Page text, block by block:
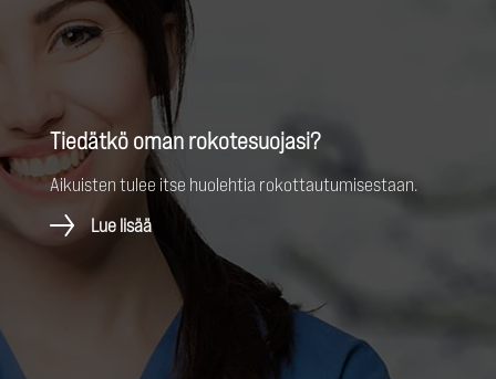
Tiedätkö oman rokotesuojasi?
Aikuisten tulee itse huolehtia rokottautumisestaan.
Lue lisää